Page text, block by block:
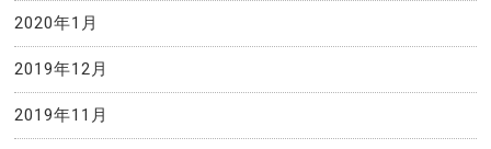
2020年1月
2019年12月
2019年11月